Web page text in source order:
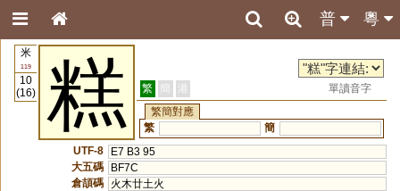
粵
普
米
119
10
(16)
糕 繁 簡 港
單讀音字
繁簡對應
繁
簡
UTF-8
E7 B3 95
大五碼
BF7C
倉頡碼
火木廿土火